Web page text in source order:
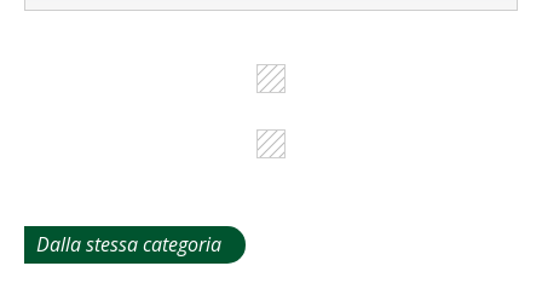
Dalla stessa categoria